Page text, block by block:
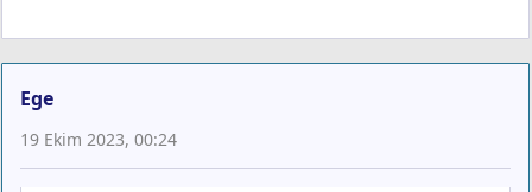
Ege
19 Ekim 2023, 00:24